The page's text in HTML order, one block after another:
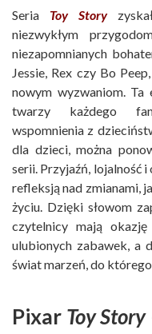
Seria Toy Story
niezwykłym
niezapomnianych
Jessie, Rex czy Bo
nowym wyzwaniom. Ta
twarzy każdego
wspomnienia z
dla dzieci, można
serii. Przyjaźń, lojalność
refleksją nad zmianami,
życiu. Dzięki słowom
czytelnicy mają
ulubionych zabawek, a
świat marzeń, do
Pixar Toy Story